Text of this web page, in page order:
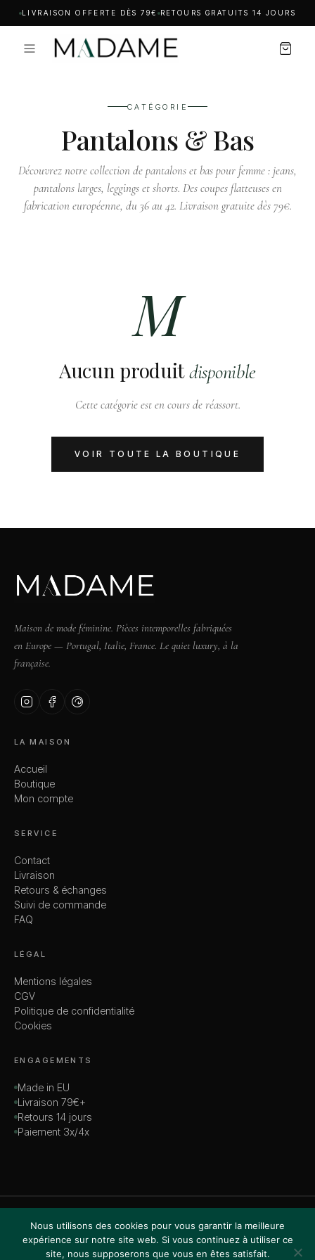
LIVRAISON OFFERTE DÈS 79€ RETOURS GRATUITS 14 JOURS
CATÉGORIE
Pantalons & Bas
Découvrez notre collection de pantalons et bas pour femme : jeans,
pantalons larges, leggings et shorts. Des coupes flatteuses en
fabrication européenne, du 36 au 42. Livraison gratuite dès 79€.
M
Aucun produitdisponible
Cette catégorie est en cours de réassort.
VOIR TOUTE LA BOUTIQUE
Maison de mode féminine. Pièces intemporelles fabriquées
en Europe — Portugal, Italie, France. Le quiet luxury, à la
française.
LA MAISON
Accueil
Boutique
Mon compte
SERVICE
Contact
Livraison
Retours & échanges
Suivi de commande
FAQ
LÉGAL
Mentions légales
CGV
Politique de confidentialité
Cookies
ENGAGEMENTS
Made in EU
Livraison 79€+
Retours 14 jours
Paiement 3x/4x
VISA · MASTERCARD · AMEX · PAYPAL
Nous utilisons des cookies pour vous garantir la meilleure
expérience sur notre site web. Si vous continuez à utiliser ce
site, nous supposerons que vous en êtes satisfait.